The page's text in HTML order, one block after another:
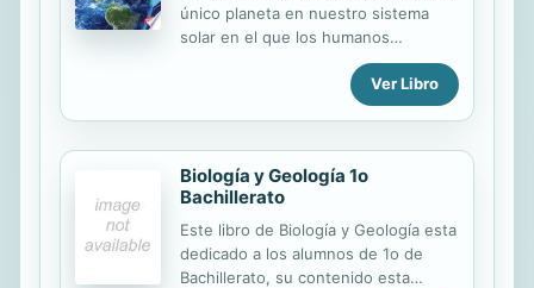
único planeta en nuestro sistema
solar en el que los humanos
podemos vivir. Desarrolle habilidades
de no ficción y aprenda todo sobre
nuestro planeta de origen con el
libro y el texto en español apropiado
para su edad. Earth is pretty
incredible! It's the only planet in our
solar system humans can live on.
Build nonfiction skills and learn all
about our home planet with this
Ver Libro
Biología y Geología 1o
Bachillerato
Este libro de Biología y Geología esta
dedicado a los alumnos de 1o de
Bachillerato, su contenido esta